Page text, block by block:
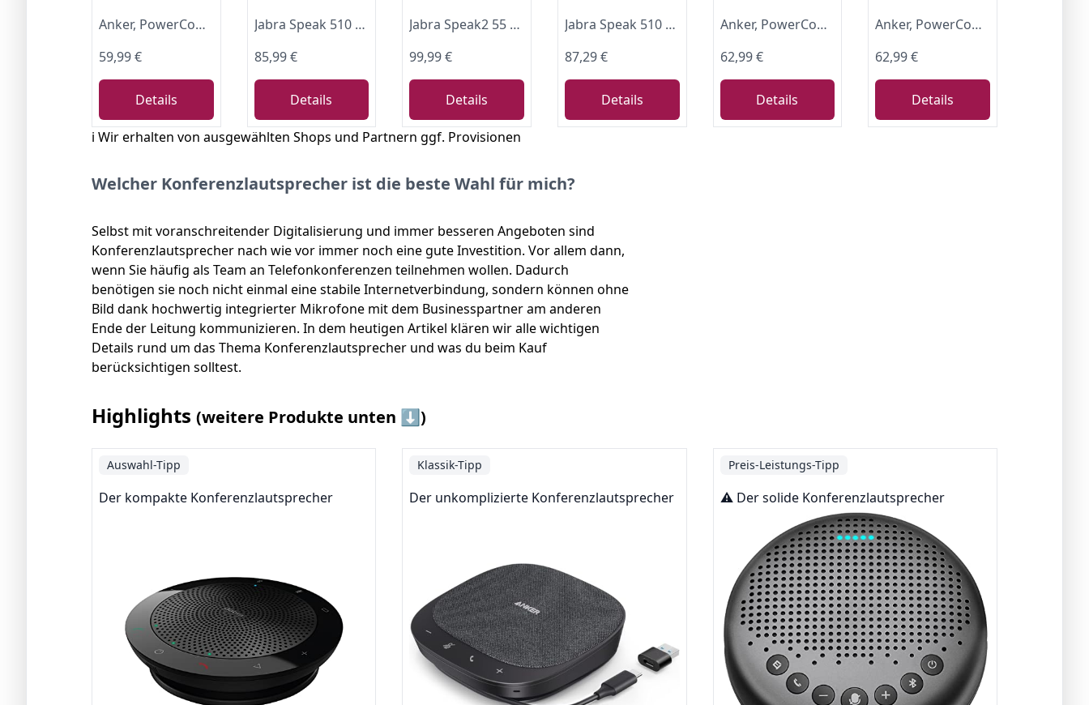
Anker, PowerConf S330, Konferenzlautsprecher, 4 Mikrofone
59,99 €
Details
Jabra Speak 510 Lautsprecher — tragbarer Bluetooth-Lautsprecher, Konferenzlautsprecher — Anschluss an Laptops, Smartphones und Tablets — USB-Stecker, Schwarz
85,99 €
Details
Jabra Speak2 55 Bluetooth-Freisprechlösung, 4 Mikrofone mit Geräuschunterdrückung, 50 mm Breitband-Lautsprecher, Breitband-Audio, kompakt, tragbar - für MS-Teams zertifiziert, Dunkelgrau
99,99 €
Details
Jabra Speak 510 Konferenzlautsprecher, Unified Communications zertifizierter tragbarer Lautsprecher mit USB-Anschluss, Für Laptop, Smartphone und Tablet
87,29 €
Details
Anker, PowerConf, Konferenzlautsprecher, Mikrofon (Schwarz)
62,99 €
Details
Anker, PowerConf, Konferenzlautsprecher, Mikrofon (Blau)
62,99 €
Details
ℹ️ Wir erhalten von ausgewählten Shops und Partnern ggf. Provisionen
Welcher Konferenzlautsprecher ist die beste Wahl für mich?
Selbst mit voranschreitender Digitalisierung und immer besseren Angeboten sind
Konferenzlautsprecher nach wie vor immer noch eine gute Investition. Vor allem dann,
wenn Sie häufig als Team an Telefonkonferenzen teilnehmen wollen. Dadurch
benötigen sie noch nicht einmal eine stabile Internetverbindung, sondern können ohne
Bild dank hochwertig integrierter Mikrofone mit dem Businesspartner am anderen
Ende der Leitung kommunizieren. In dem heutigen Artikel klären wir alle wichtigen
Details rund um das Thema Konferenzlautsprecher und was du beim Kauf
berücksichtigen solltest.
Highlights (weitere Produkte unten ⬇️)
Auswahl-Tipp
Der kompakte Konferenzlautsprecher
Klassik-Tipp
Der unkomplizierte Konferenzlautsprecher
Preis-Leistungs-Tipp
⚠️ Der solide Konferenzlautsprecher